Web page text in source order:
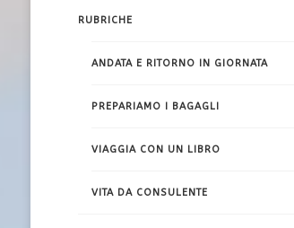
RUBRICHE
ANDATA E RITORNO IN GIORNATA
PREPARIAMO I BAGAGLI
VIAGGIA CON UN LIBRO
VITA DA CONSULENTE